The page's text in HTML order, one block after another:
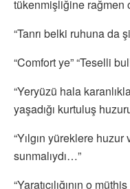
tükenmişliğine rağmen
“Tanrı belki ruhuna da
“Comfort ye” “Teselli
“Yeryüzü hala
yaşadığı kurtuluş
“Yılgın yüreklere
sunmalıydı…”
“Yaratıcılığının o